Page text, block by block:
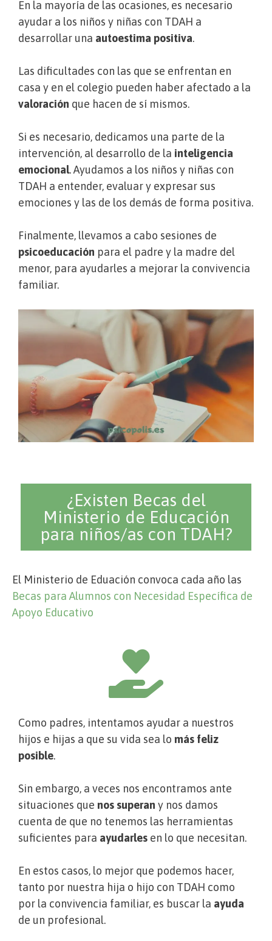
En la mayoría de las ocasiones, es necesario
ayudar a los niños y niñas con TDAH a
desarrollar una autoestima positiva.
Las dificultades con las que se enfrentan en
casa y en el colegio pueden haber afectado a la
valoración que hacen de sí mismos.
Si es necesario, dedicamos una parte de la
intervención, al desarrollo de la inteligencia
emocional. Ayudamos a los niños y niñas con
TDAH a entender, evaluar y expresar sus
emociones y las de los demás de forma positiva.
Finalmente, llevamos a cabo sesiones de
psicoeducación para el padre y la madre del
menor, para ayudarles a mejorar la convivencia
familiar.
¿Existen Becas del
Ministerio de Educación
para niños/as con TDAH?
El Ministerio de Eduación convoca cada año las
Becas para Alumnos con Necesidad Específica de
Apoyo Educativo
Como padres, intentamos ayudar a nuestros
hijos e hijas a que su vida sea lo más feliz
posible.
Sin embargo, a veces nos encontramos ante
situaciones que nos superan y nos damos
cuenta de que no tenemos las herramientas
suficientes para ayudarles en lo que necesitan.
En estos casos, lo mejor que podemos hacer,
tanto por nuestra hija o hijo con TDAH como
por la convivencia familiar, es buscar la ayuda
de un profesional.